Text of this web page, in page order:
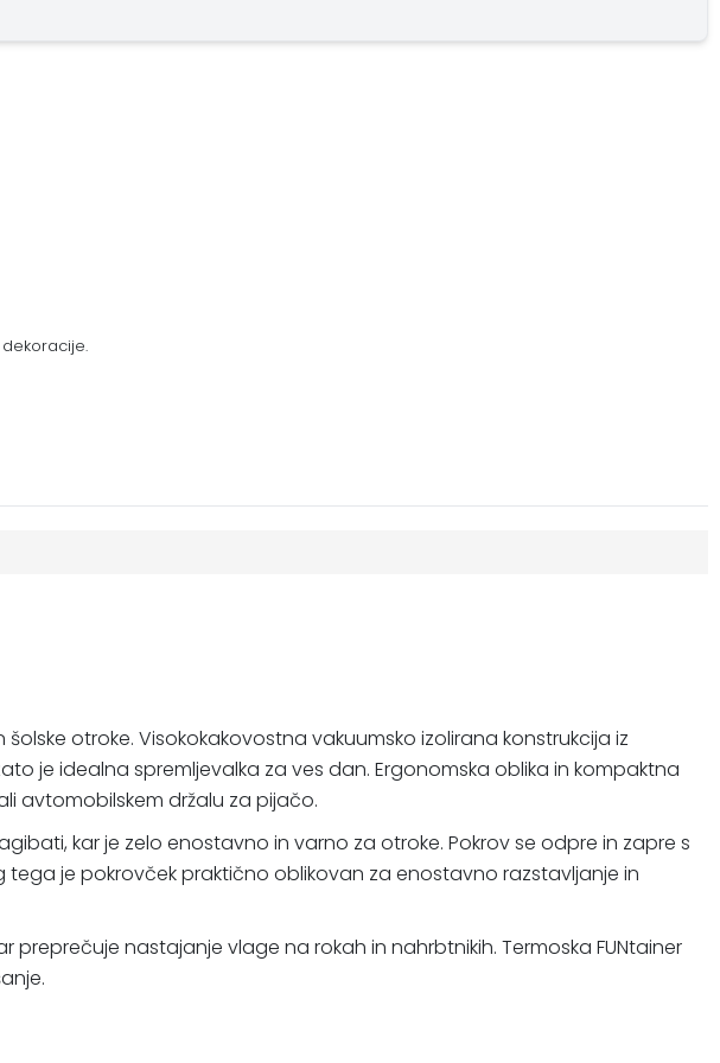
otroke. Visokokakovostna vakuumsko izolirana konstrukcija iz
je idealna spremljevalka za ves dan. Ergonomska oblika in kompaktna
avtomobilskem držalu za pijačo.
kar je zelo enostavno in varno za otroke. Pokrov se odpre in zapre s
je pokrovček praktično oblikovan za enostavno razstavljanje in
nastajanje vlage na rokah in nahrbtnikih. Termoska FUNtainer